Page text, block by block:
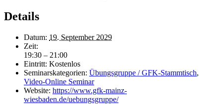
Details
Datum: 19. September 2029
Zeit:
19:30 – 21:00
Eintritt: Kostenlos
Seminarskategorien: Übungsgruppe / GFK-Stammtisch,
Video-Online Seminar
Website: https://www.gfk-mainz-
wiesbaden.de/uebungsgruppe/